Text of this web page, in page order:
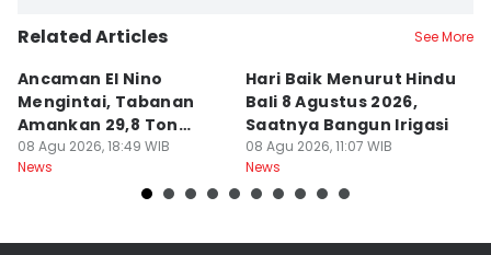
Related Articles See More
Ancaman El Nino
Mengintai, Tabanan
Amankan 29,8 Ton
Beras
08 Agu 2026, 18:49 WIB
News
Hari Baik Menurut Hindu
Bali 8 Agustus 2026,
Saatnya Bangun Irigasi
08 Agu 2026, 11:07 WIB
News